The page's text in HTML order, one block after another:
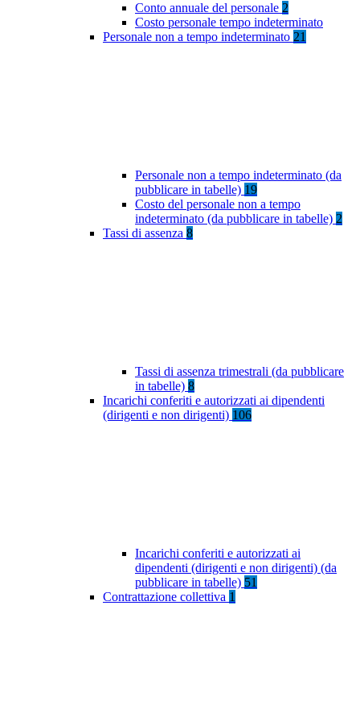
Conto annuale del personale 2
Costo personale tempo indeterminato
Personale non a tempo indeterminato 21
Personale non a tempo indeterminato (da
pubblicare in tabelle) 19
Costo del personale non a tempo
indeterminato (da pubblicare in tabelle) 2
Tassi di assenza 8
Tassi di assenza trimestrali (da pubblicare
in tabelle) 8
Incarichi conferiti e autorizzati ai dipendenti
(dirigenti e non dirigenti) 106
Incarichi conferiti e autorizzati ai
dipendenti (dirigenti e non dirigenti) (da
pubblicare in tabelle) 51
Contrattazione collettiva 1